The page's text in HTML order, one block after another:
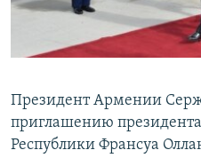
English
Русский
Все сайты Радио
Президент Армении
приглашению
Республики Франсуа